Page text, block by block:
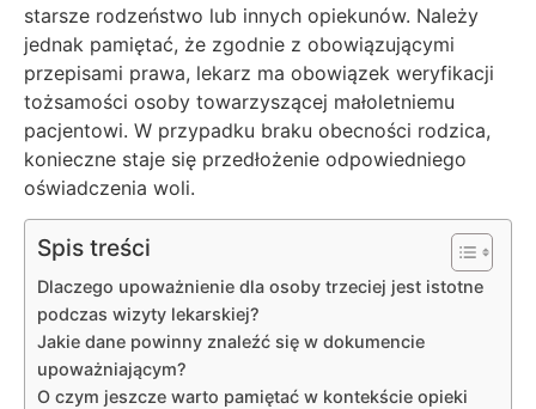
starsze rodzeństwo lub innych opiekunów. Należy
jednak pamiętać, że zgodnie z obowiązującymi
przepisami prawa, lekarz ma obowiązek weryfikacji
tożsamości osoby towarzyszącej małoletniemu
pacjentowi. W przypadku braku obecności rodzica,
konieczne staje się przedłożenie odpowiedniego
oświadczenia woli.
Spis treści
Dlaczego upoważnienie dla osoby trzeciej jest istotne
podczas wizyty lekarskiej?
Jakie dane powinny znaleźć się w dokumencie
upoważniającym?
O czym jeszcze warto pamiętać w kontekście opieki